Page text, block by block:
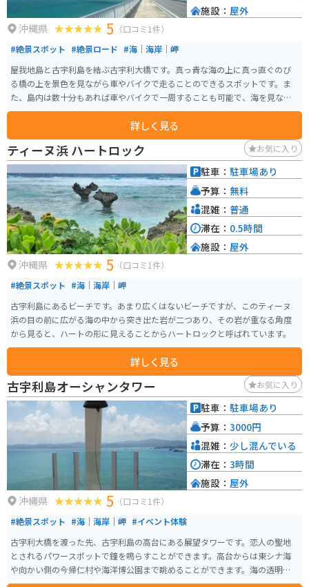
沖縄県 5 （口コミ1件）
#絶景スポット #絶景ロード #海｜海岸｜岬
屋我地島と古宇利島を結ぶ古宇利大橋です。真っ青な海の上に真っ直ぐのび
る橋の上を景色を見ながら車やバイクで走ることのできるスポットです。ま
た、島内は数十分もあれば車やバイクで一周することも可能で、海を見なが
らドライブを楽しめます。
詳しく見る
施設： 屋外
ティーヌ浜 ハートロック お気に入り
沖縄県 5 （口コミ1件）
#絶景スポット #海｜海岸｜岬
古宇利島にあるビーチです。あまり広くはないビーチですが、このティーヌ
浜の目の前に広がる海の中から突き出た岩が二つあり、その岩が重なる角度
から見ると、ハートの形に見えることからハートロックと呼ばれています。
詳しく見る
駐車： 駐車場あり
予算： 無料
混雑： 普通
滞在： 0.5時間
施設： 屋外
古宇利島オーシャンタワー お気に入り
沖縄県 5 （口コミ1件）
#絶景スポット #海｜海岸｜岬 #イベント体験
古宇利大橋を渡った先、古宇利島の高台にある展望タワーです。恋人の聖地
とされるパワースポットで鐘を鳴らすことができます。高台からは東シナ海
や向かい側の今帰仁村や海洋博公園まで眺めることができます。海の透明度
も高く、エメラルドグリーンで透き通っています。
駐車： 駐車場あり
予算： 3000円
混雑： 少し混んでいる
滞在： 3時間
施設： 屋外